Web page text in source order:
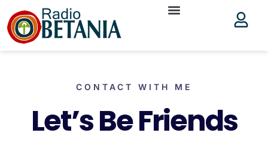
CONTACT WITH ME
Let’s Be Friends